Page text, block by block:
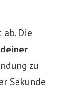
Die
zu
Sekunde